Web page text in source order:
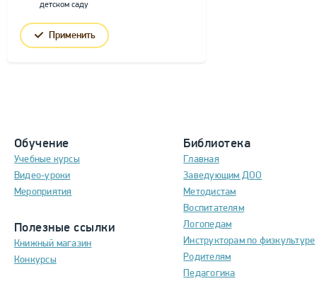
детском саду
Применить
Обучение
Учебные курсы
Видео-уроки
Мероприятия
Полезные ссылки
Книжный магазин
Конкурсы
Библиотека
Главная
Заведующим ДОО
Методистам
Воспитателям
Логопедам
Инструкторам по физкультуре
Родителям
Педагогика